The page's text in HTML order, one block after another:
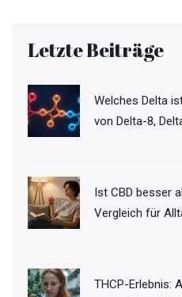
Letzte Beiträge
Welches Delta
von Delta-8,
Ist CBD besser
Vergleich für
THCP-Erlebnis: